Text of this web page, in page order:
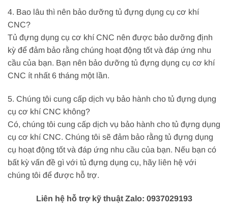
4. Bao lâu thì nên bảo dưỡng tủ đựng dụng cụ cơ khí
CNC?
Tủ đựng dụng cụ cơ khí CNC nên được bảo dưỡng định
kỳ để đảm bảo rằng chúng hoạt động tốt và đáp ứng nhu
cầu của bạn. Bạn nên bảo dưỡng tủ đựng dụng cụ cơ khí
CNC ít nhất 6 tháng một lần.
5. Chúng tôi cung cấp dịch vụ bảo hành cho tủ đựng dụng
cụ cơ khí CNC không?
Có, chúng tôi cung cấp dịch vụ bảo hành cho tủ đựng dụng
cụ cơ khí CNC. Chúng tôi sẽ đảm bảo rằng tủ đựng dụng
cụ hoạt động tốt và đáp ứng nhu cầu của bạn. Nếu bạn có
bất kỳ vấn đề gì với tủ đựng dụng cụ, hãy liên hệ với
chúng tôi để được hỗ trợ.
Liên hệ hỗ trợ kỹ thuật Zalo: 0937029193